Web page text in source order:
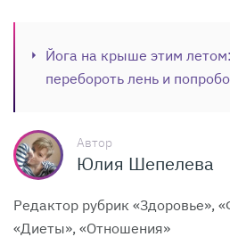
Йога на крыше этим
перебороть лень и
Автор
Юлия Шепелева
Редактор рубрик «Здоровье»,
«Диеты», «Отношения»